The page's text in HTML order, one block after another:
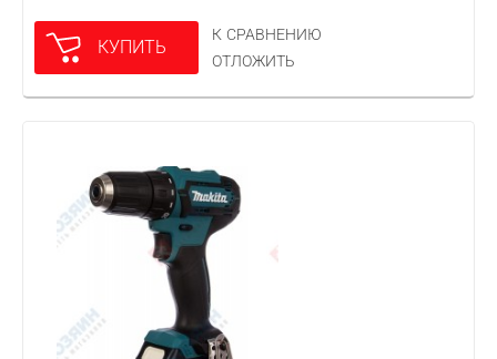
КУПИТЬ
К СРАВНЕНИЮ
ОТЛОЖИТЬ